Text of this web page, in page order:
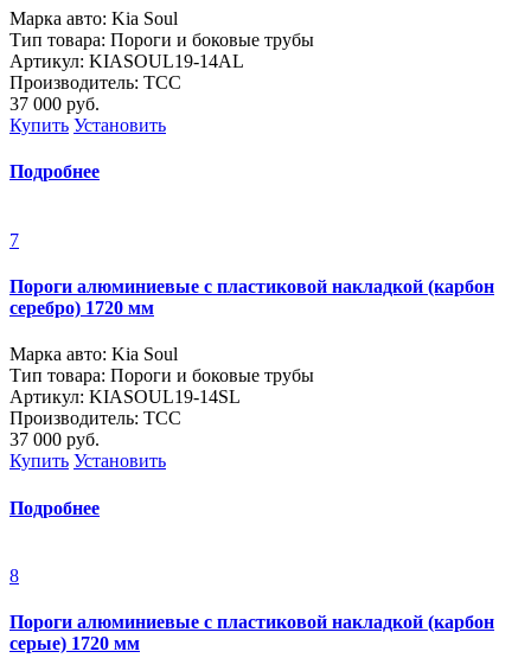
Марка авто: Kia Soul
Тип товара: Пороги и боковые трубы
Артикул: KIASOUL19-14AL
Производитель: ТСС
37 000 руб.
Купить Установить
Подробнее
7
Пороги алюминиевые с пластиковой накладкой (карбон
серебро) 1720 мм
Марка авто: Kia Soul
Тип товара: Пороги и боковые трубы
Артикул: KIASOUL19-14SL
Производитель: ТСС
37 000 руб.
Купить Установить
Подробнее
8
Пороги алюминиевые с пластиковой накладкой (карбон
серые) 1720 мм